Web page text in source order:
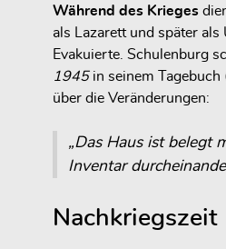
Während des Krieges
als Lazarett und später
Evakuierte. Schulenburg
1945in seinem Tagebuch
über die Veränderungen:
„Das Haus ist belegt
Inventar
Nachkriegszeit